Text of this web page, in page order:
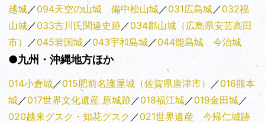
越城／094天空の山城 備中松山城／031広島城／032福
山城／033吉川氏関連史跡／034郡山城（広島県安芸高田
市）
／045岩国城 ／043宇和島城／044能島城 今治城
●九州・沖縄地方ほか
014小倉城／015肥前名護屋城（佐賀県唐津市） ／016熊本
城／017世界文化遺産 原城跡／018福江城／019金田城／
020越来グスク・知花グスク ／021世界遺産 今帰仁城跡